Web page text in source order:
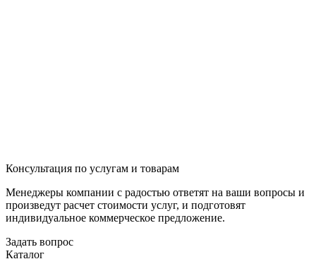
Консультация по услугам и товарам
Менеджеры компании с радостью ответят на ваши вопросы и
произведут расчет стоимости услуг, и подготовят
индивидуальное коммерческое предложение.
Задать вопрос
Каталог